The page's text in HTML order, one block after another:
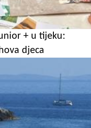
+ u tijeku:
djeca